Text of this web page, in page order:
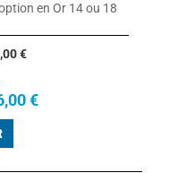
en Or 14 ou 18
€
€